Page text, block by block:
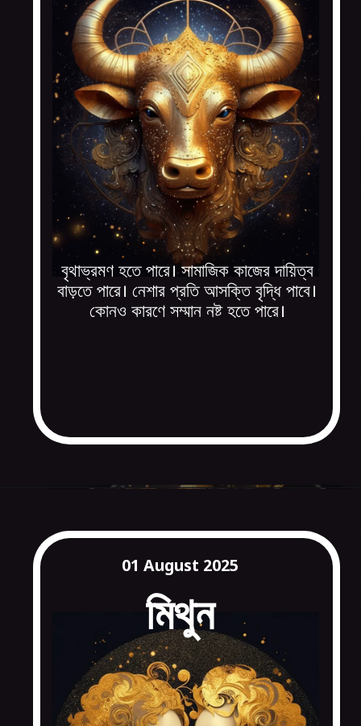
বৃথাভ্রমণ হতে পারে। সামাজিক কাজের দায়িত্ব
বাড়তে পারে। নেশার প্রতি আসক্তি বৃদ্ধি পাবে।
কোনও কারণে সম্মান নষ্ট হতে পারে।
মিথুন
01 August 2025